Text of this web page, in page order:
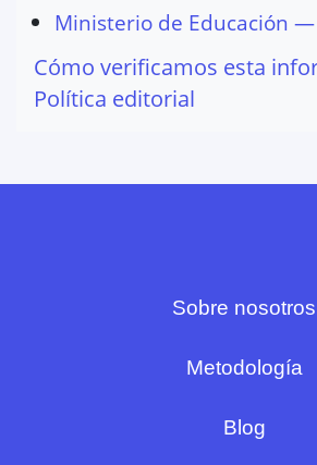
Ministerio de Educación —
Cómo verificamos esta
Política editorial
Sobre nosotros
Metodología
Blog